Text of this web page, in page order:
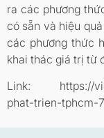
ra các phương
có sẵn và hiệu
các phương thức
khai thác giá trị từ
Link: https://
phat-trien-tphcm-